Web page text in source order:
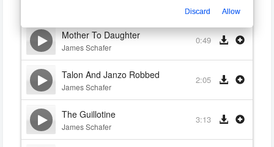
Mother To Daughter
James Schafer
0:49
Talon And Janzo Robbed
James Schafer
2:05
The Guillotine
James Schafer
3:13
Discard Allow